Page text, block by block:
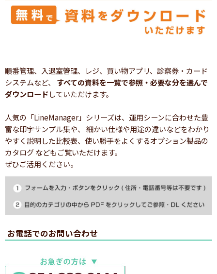
順番管理、入退室管理、レジ、買い物アプリ、診察券・カード
システムなど、 すべての資料を一覧で参照・必要な分を選んで
ダウンロードしていただけます。
人気の「LineManager」シリーズは、運用シーンに合わせた豊
富な印字サンプル集や、 細かい仕様や用途の違いなどをわかり
やすく説明した比較表、使い勝手をよくするオプション製品の
カタログ などもご覧いただけます。
ぜひご活用ください。
お電話でのお問い合わせ